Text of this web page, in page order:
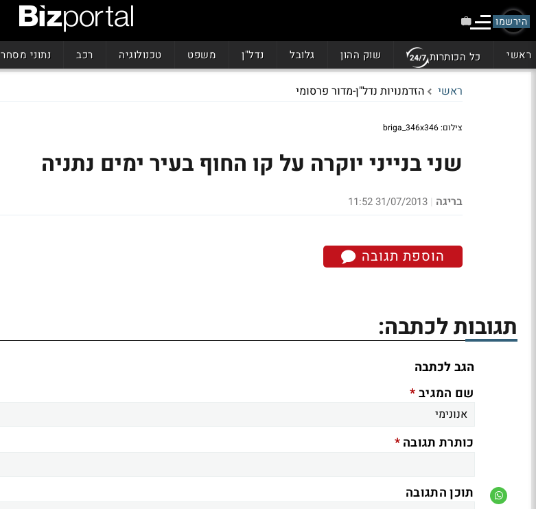
הירשמו
ראשי כל הכותרות שוק ההון גלובל נדל"ן משפט טכנולוגיה רכב נתוני מסחר
ראשי הזדמנויות נדל"ן-מדור פרסומי
צילום: briga_346x346
שני בנייני יוקרה על קו החוף בעיר ימים נתניה
בריגה |
31/07/2013 11:52
הוספת תגובה
תגובות לכתבה:
הגב לכתבה
שם המגיב*
כותרת תגובה*
תוכן התגובה